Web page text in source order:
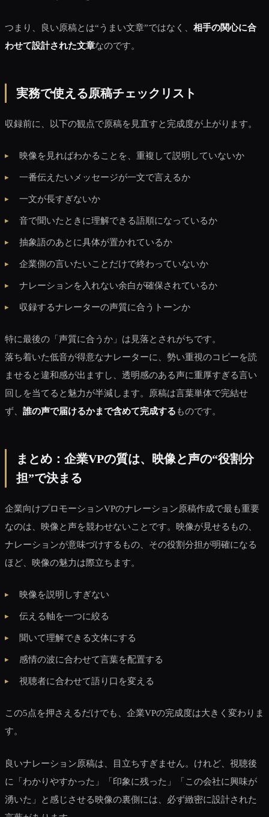
つまり、良い原稿とは“うまい文章”ではなく、 相手の関心に合
わせて設計された文章なのです。
実務で使える原稿チェックリスト
収録前に、以下の観点で原稿を見直すと完成度が上がります。
映像を見ればわかることを、重複して説明していないか
一番伝えたいメッセージが一文で言えるか
一文が長すぎないか
音で聞いたときに理解できる語順になっているか
抽象語のあとに具体が置かれているか
企業側の言いたいことだけで終わっていないか
ナレーションを入れない余白が確保されているか
収録するナレーターの声質に合うトーンか
特に最後の「声質に合うか」は見落とされがちです。
落ち着いた低音が得意なナレーターに、勢い重視のコピーを読
ませると違和感が出ますし、透明感のある声に重厚すぎる言い
回しを当てると魅力が半減します。原稿は言葉単体で完結せ
ず、 誰の声で届けるかまで含めて完成する ものです。
まとめ：企業VPの質は、映像と声の“役割分
担”で決まる
企業向けプロモーションVPのナレーション原稿作成で最も重要
なのは、映像と声を競わせないことです。映像が見せるもの、
ナレーションが意味づけするもの、その役割分担が明確になる
ほど、映像の魅力は際立ちます。
映像を説明しすぎない
伝える軸を一つに絞る
聞いて理解できる文体にする
感情の波に合わせて言葉を配置する
視聴者に合わせて語り口を変える
この5点を押さえるだけでも、企業VPの完成度は大きく変わりま
す。
良いナレーション原稿は、目立ちすぎません。けれど、視聴後
に「わかりやすかった」「印象に残った」「この会社に興味が
湧いた」と感じさせる映像の裏側には、必ず緻密に設計された